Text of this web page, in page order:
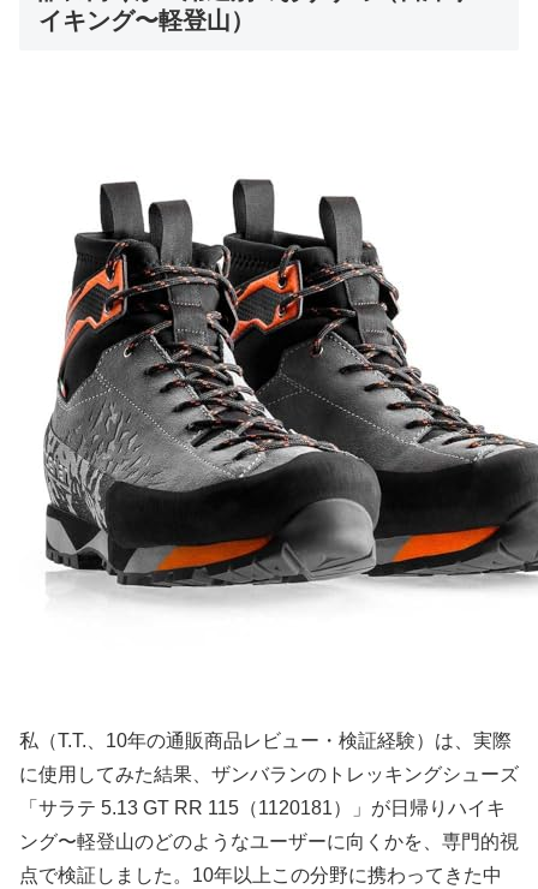
イキング〜軽登山）
私（T.T.、10年の通販商品レビュー・検証経験）は、実際
に使用してみた結果、ザンバランのトレッキングシューズ
「サラテ 5.13 GT RR 115（1120181）」が日帰りハイキ
ング〜軽登山のどのようなユーザーに向くかを、専門的視
点で検証しました。10年以上この分野に携わってきた中